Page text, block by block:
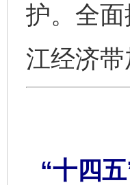
护。全
江经济
“十四